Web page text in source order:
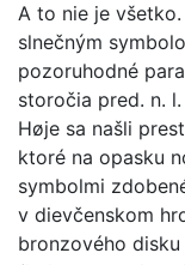
A to nie je
slnečným
pozoruhodné
storočia pred. n.
Høje sa našli
ktoré na opasku
symbolmi
v dievčenskom
bronzového